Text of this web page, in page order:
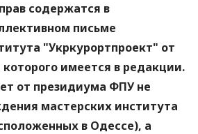
содержатся в
письме
"Укркурортпроект" от
которого имеется в редакции.
от президиума ФПУ не
мастерских института
в Одессе), а